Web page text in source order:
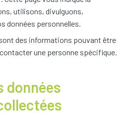
utilisons, divulguons,
données personnelles.
des informations pouvant être
une personne spécifique.
données